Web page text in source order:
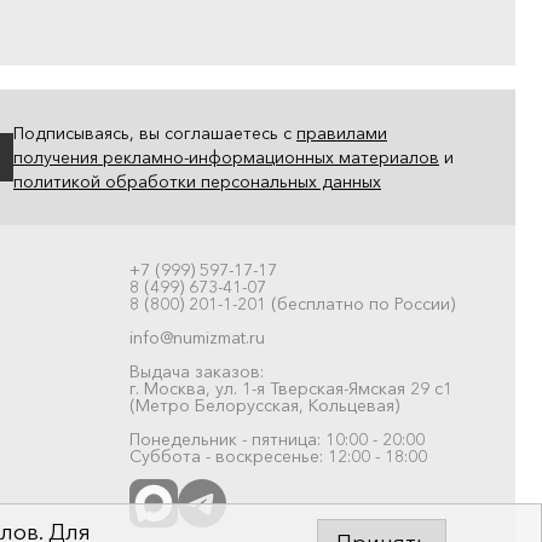
Подписываясь, вы соглашаетесь с правилами
получения рекламно-информационных материалов и
политикой обработки персональных данных
+7 (999) 597-17-17
8 (499) 673-41-07
8 (800) 201-1-201 (бесплатно по России)
info@numizmat.ru
Выдача заказов:
г. Москва, ул. 1-я Тверская-Ямская 29 с1
(Метро Белорусская, Кольцевая)
Понедельник - пятница: 10:00 - 20:00
Суббота - воскресенье: 12:00 - 18:00
Для